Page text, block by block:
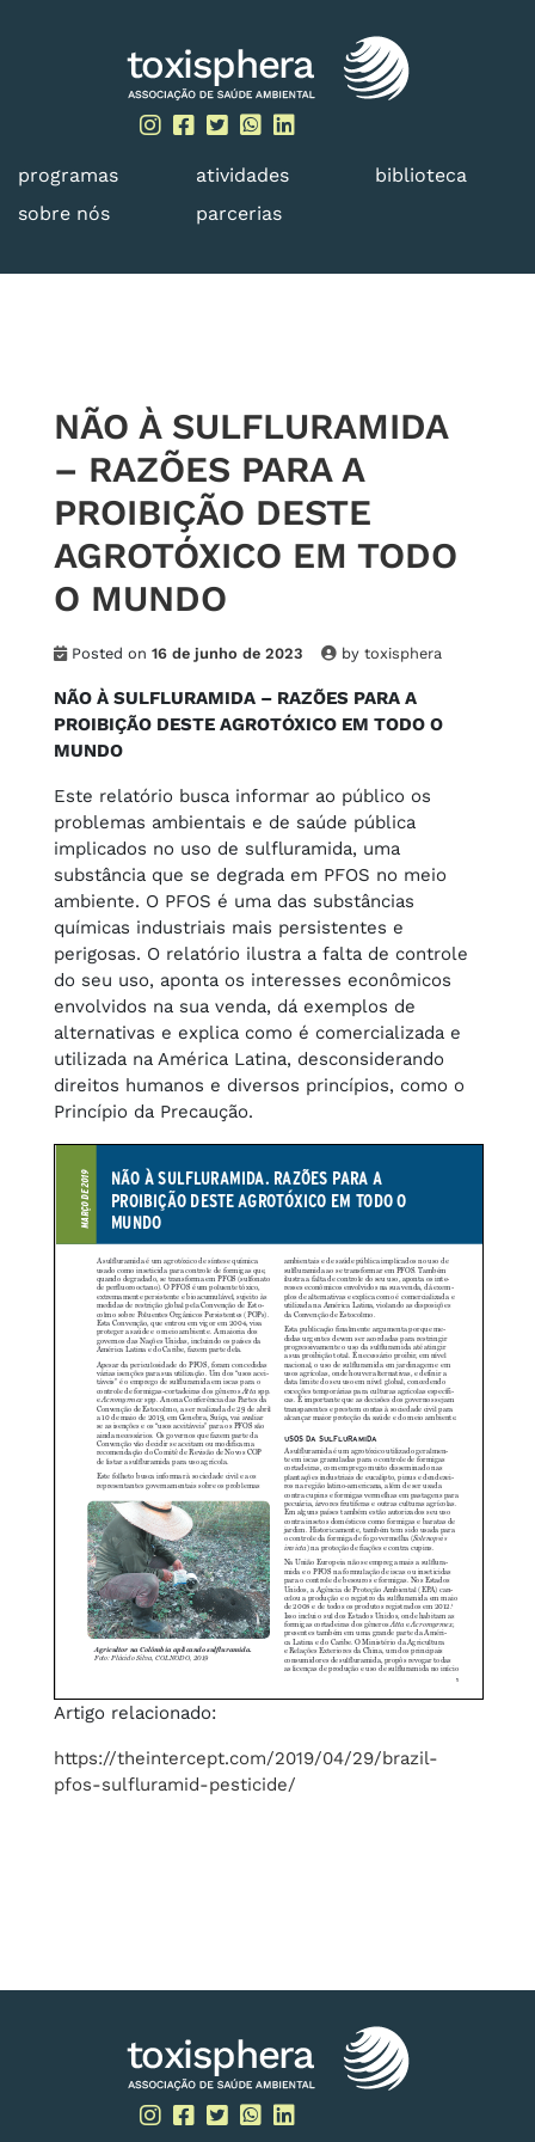
programas atividades
biblioteca
sobre nós
parcerias
NÃO À SULFLURAMIDA
– RAZÕES PARA A
PROIBIÇÃO DESTE
AGROTÓXICO EM TODO
O MUNDO
Posted on 16 de junho de 2023 by toxisphera
NÃO À SULFLURAMIDA – RAZÕES PARA A
PROIBIÇÃO DESTE AGROTÓXICO EM TODO O
MUNDO
Este relatório busca informar ao público os
problemas ambientais e de saúde pública
implicados no uso de sulfluramida, uma
substância que se degrada em PFOS no meio
ambiente. O PFOS é uma das substâncias
químicas industriais mais persistentes e
perigosas. O relatório ilustra a falta de controle
do seu uso, aponta os interesses econômicos
envolvidos na sua venda, dá exemplos de
alternativas e explica como é comercializada e
utilizada na América Latina, desconsiderando
direitos humanos e diversos princípios, como o
Princípio da Precaução.
Artigo relacionado:
https://theintercept.com/2019/04/29/brazil-
pfos-sulfluramid-pesticide/